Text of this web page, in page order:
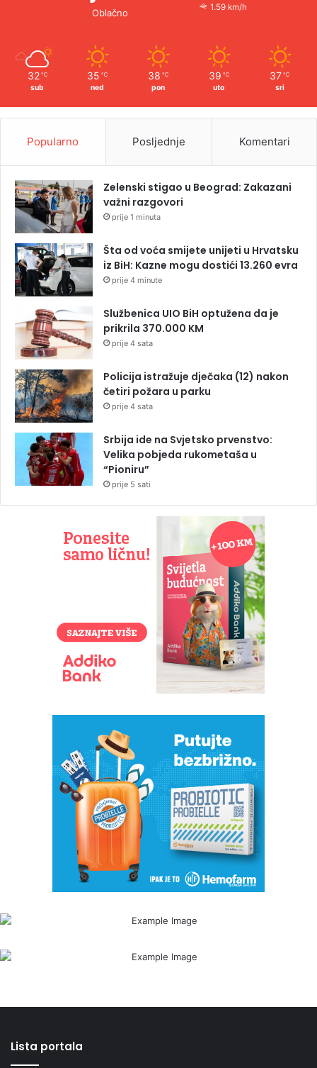
Oblačno
1.59 km/h
32 ℃
sub
35 ℃
ned
38 ℃
pon
39 ℃
uto
37 ℃
sri
Popularno Posljednje Komentari
Zelenski stigao u Beograd: Zakazani
važni razgovori
prije 1 minuta
Šta od voća smijete unijeti u Hrvatsku
iz BiH: Kazne mogu dostići 13.260 evra
prije 4 minute
Službenica UIO BiH optužena da je
prikrila 370.000 KM
prije 4 sata
Policija istražuje dječaka (12) nakon
četiri požara u parku
prije 4 sata
Srbija ide na Svjetsko prvenstvo:
Velika pobjeda rukometaša u
“Pioniru”
prije 5 sati
Lista portala